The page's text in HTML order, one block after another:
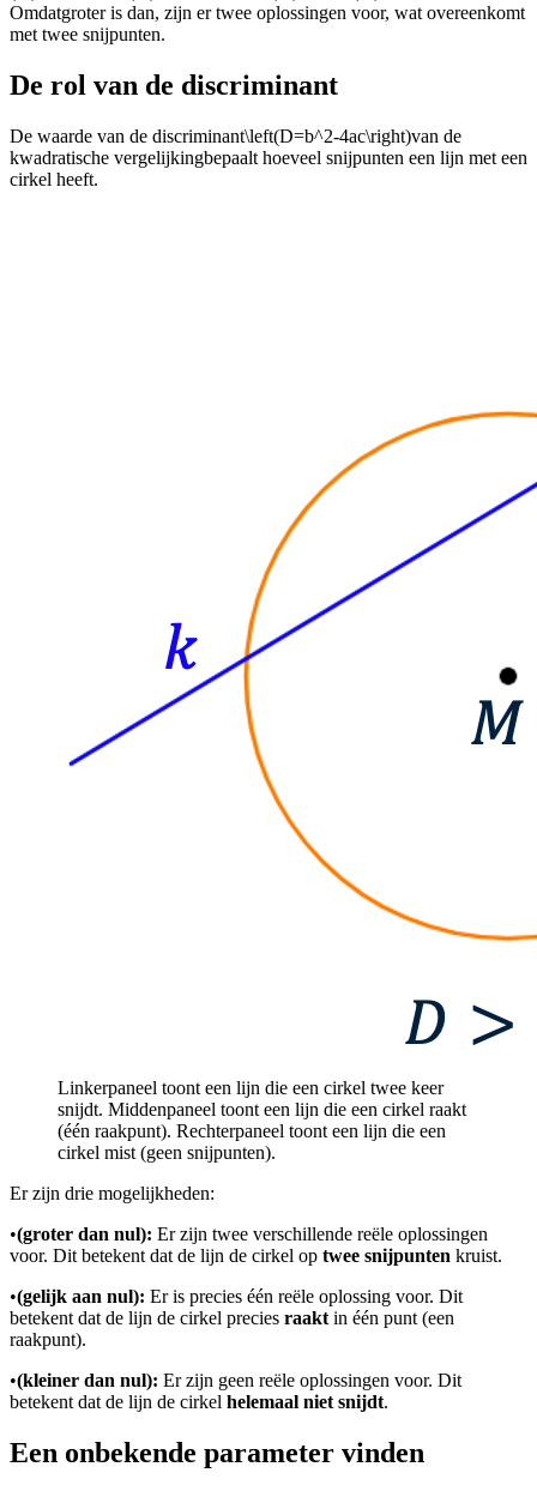
Omdatgroter is dan, zijn er twee oplossingen voor, wat overeenkomt
met twee snijpunten.
De rol van de discriminant
De waarde van de discriminant\left(D=b^2-4ac\right)van de
kwadratische vergelijkingbepaalt hoeveel snijpunten een lijn met een
cirkel heeft.
Linkerpaneel toont een lijn die een cirkel twee keer
snijdt. Middenpaneel toont een lijn die een cirkel raakt
(één raakpunt). Rechterpaneel toont een lijn die een
cirkel mist (geen snijpunten).
Er zijn drie mogelijkheden:
•(groter dan nul): Er zijn twee verschillende reële oplossingen
voor. Dit betekent dat de lijn de cirkel op twee snijpunten kruist.
•(gelijk aan nul): Er is precies één reële oplossing voor. Dit
betekent dat de lijn de cirkel precies raakt in één punt (een
raakpunt).
•(kleiner dan nul): Er zijn geen reële oplossingen voor. Dit
betekent dat de lijn de cirkel helemaal niet snijdt.
Een onbekende parameter vinden